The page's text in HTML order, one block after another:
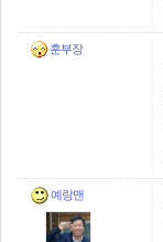
훈부장
예랑맨